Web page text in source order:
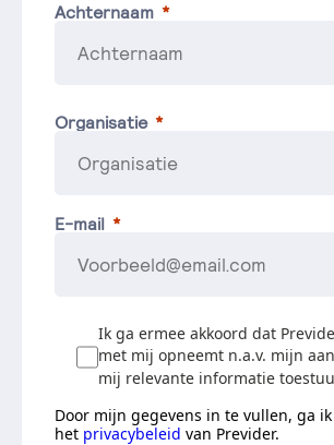
Achternaam
Organisatie
E-mail
Ik ga ermee akkoord dat
met mij opneemt n.a.v. mijn
mij relevante informatie
Door mijn gegevens in te vullen, ga
het privacybeleid van Previder.